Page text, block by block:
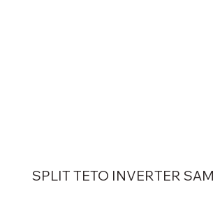
SPLIT TETO INVERTER